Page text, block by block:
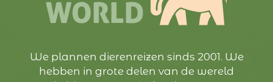
We plannen dierenreizen sinds 2001. We
hebben in grote delen van de wereld